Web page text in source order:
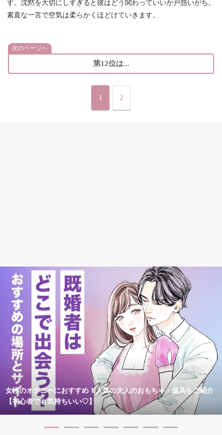
す。沈黙を大切にしすぎると彼はどう関わっていいか戸惑いがち。
素直な一言で空気は柔らかくほどけていきます。
次のページへ
第12位は...
1 2
女性のオナニーにおすすめ！人気の大人のおもちゃ・道具をご紹介
【初心者でも気持ちいい♡】